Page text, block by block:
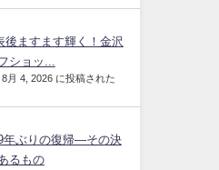
後ますます輝く！金沢
ショッ...
8月 4, 2026 に投稿された
年ぶりの復帰—その決
るもの